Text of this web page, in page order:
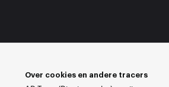
Over cookies en andere tracers